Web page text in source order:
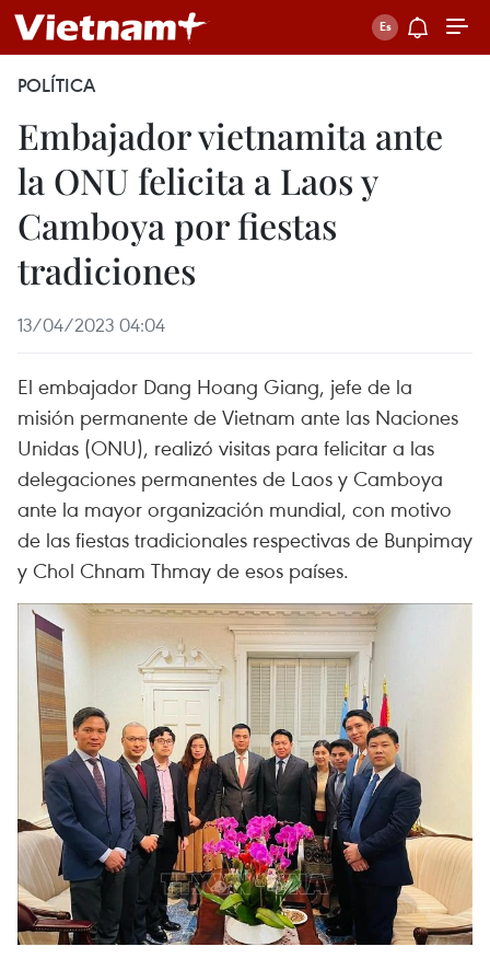
POLÍTICA
Embajador vietnamita ante
la ONU felicita a Laos y
Camboya por fiestas
tradiciones
13/04/2023 04:04
El embajador Dang Hoang Giang, jefe de la
misión permanente de Vietnam ante las Naciones
Unidas (ONU), realizó visitas para felicitar a las
delegaciones permanentes de Laos y Camboya
ante la mayor organización mundial, con motivo
de las fiestas tradicionales respectivas de Bunpimay
y Chol Chnam Thmay de esos países.